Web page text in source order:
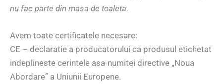
nu fac parte din masa de toaleta.
Avem toate certificatele necesare:
CE – declaratie a producatorului ca produsul etichetat
indeplineste cerintele asa-numitei directive „Noua
Abordare” a Uniunii Europene.